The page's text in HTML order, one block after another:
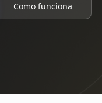
Como funciona